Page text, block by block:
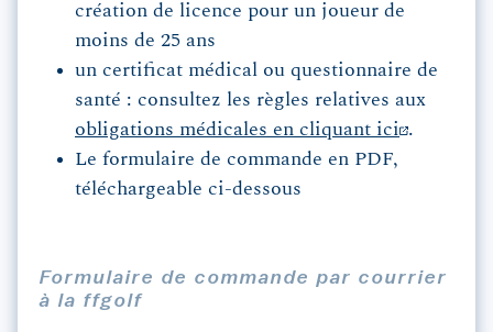
création de licence pour un joueur de
moins de 25 ans
un certificat médical ou questionnaire de
santé : consultez les règles relatives aux
obligations médicales en cliquant ici .
Le formulaire de commande en PDF,
téléchargeable ci-dessous
Formulaire de commande par courrier
à la ffgolf